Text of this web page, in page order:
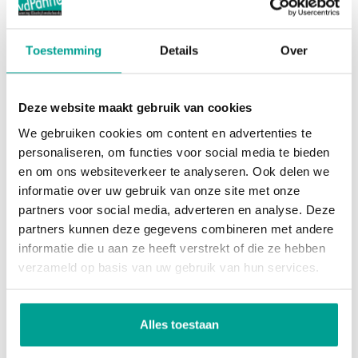
Toestemming Details Over
Deze website maakt gebruik van cookies
We gebruiken cookies om content en advertenties te
personaliseren, om functies voor social media te bieden
en om ons websiteverkeer te analyseren. Ook delen we
informatie over uw gebruik van onze site met onze
partners voor social media, adverteren en analyse. Deze
partners kunnen deze gegevens combineren met andere
informatie die u aan ze heeft verstrekt of die ze hebben
verzameld op basis van uw gebruik van hun services.
Alles toestaan
- Keuken deels vernieuwd in 2025
- Berging ingericht als hobbyruimte/werkplek aan
Rotterdam-Nesselande is een moderne en
levendige wijk, prachtig gelegen aan de
Zevenhuizerplas. Deze wijk combineert stedelijk
wonen met een ontspannen strandgevoel. Met een
brede boulevard, het stadsstrand en diverse
recreatiemogelijkheden is Nesselande een geliefde
Dak Zadeldak
Overig
Permanente bewoning
Onderhoud binnen
Onderhoud buiten Goed
Huidige bestemming Woonruimte
Mechanische ventilatie, Tv kabel, Dakraam,